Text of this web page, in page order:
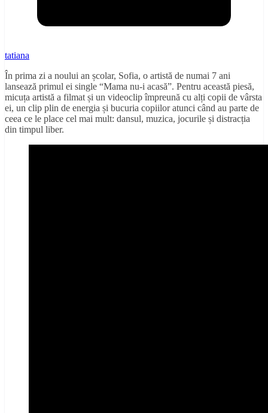
tatiana
În prima zi a noului an școlar, Sofia, o artistă de numai 7 ani
lansează primul ei single “Mama nu-i acasă”. Pentru această piesă,
micuța artistă a filmat și un videoclip împreună cu alți copii de vârsta
ei, un clip plin de energia și bucuria copiilor atunci când au parte de
ceea ce le place cel mai mult: dansul, muzica, jocurile și distracția
din timpul liber.